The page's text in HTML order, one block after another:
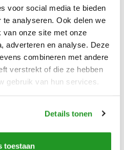
voor social media te bieden
analyseren. Ook delen we
van onze site met onze
adverteren en analyse. Deze
combineren met andere
verstrekt of die ze hebben
gebruik van hun services.
Details tonen
toestaan
en/of aperitieven met
de achterkant van het huis een
genieten tijdens uw dutjes,
ingerichte landelijke keuken
waterkoker,